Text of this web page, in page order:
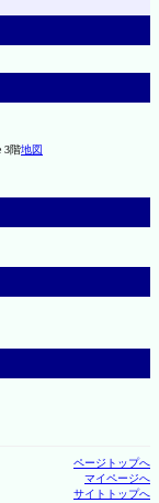
3階地図
ページトップへ
マイページへ
サイトトップへ